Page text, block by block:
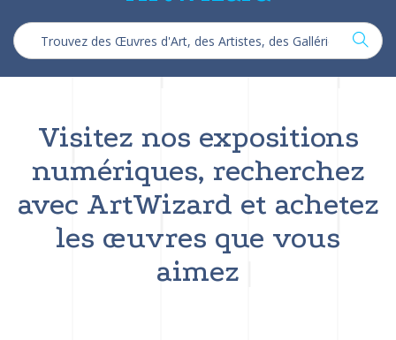
Visitez nos expositions
numériques, recherchez
avec ArtWizard et achetez
les œuvres que vous
aimez